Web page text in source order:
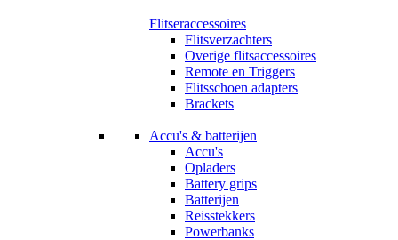
Flitseraccessoires
Flitsverzachters
Overige flitsaccessoires
Remote en Triggers
Flitsschoen adapters
Brackets
Accu's & batterijen
Accu's
Opladers
Battery grips
Batterijen
Reisstekkers
Powerbanks